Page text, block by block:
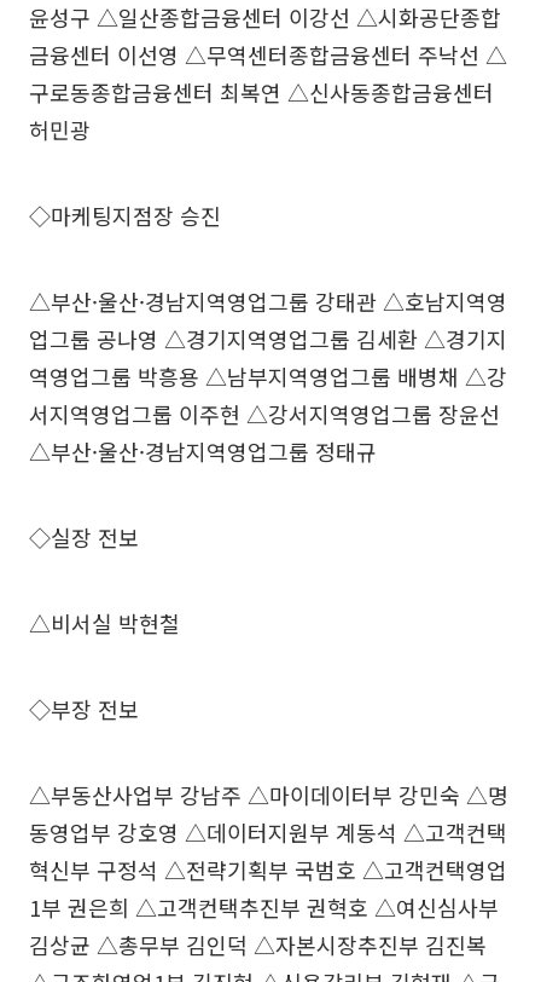
윤성구 △일산종합금융센터 이강선 △시화공단종합
금융센터 이선영 △무역센터종합금융센터 주낙선 △
구로동종합금융센터 최복연 △신사동종합금융센터
허민광
◇마케팅지점장 승진
△부산·울산·경남지역영업그룹 강태관 △호남지역영
업그룹 공나영 △경기지역영업그룹 김세환 △경기지
역영업그룹 박흥용 △남부지역영업그룹 배병채 △강
서지역영업그룹 이주현 △강서지역영업그룹 장윤선
△부산·울산·경남지역영업그룹 정태규
◇실장 전보
△비서실 박현철
◇부장 전보
△부동산사업부 강남주 △마이데이터부 강민숙 △명
동영업부 강호영 △데이터지원부 계동석 △고객컨택
혁신부 구정석 △전략기획부 국범호 △고객컨택영업
1부 권은희 △고객컨택추진부 권혁호 △여신심사부
김상균 △총무부 김인덕 △자본시장추진부 김진복